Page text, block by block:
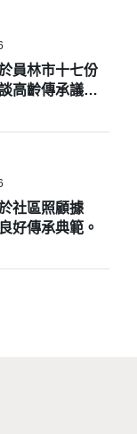
員林市十七份
高齡傳承議
社區照顧據
好傳承典範。